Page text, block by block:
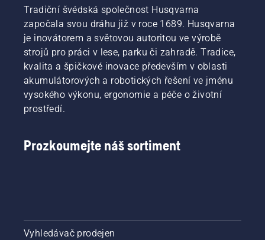
Tradiční švédská společnost Husqvarna
započala svou dráhu již v roce 1689. Husqvarna
je inovátorem a světovou autoritou ve výrobě
strojů pro práci v lese, parku či zahradě. Tradice,
kvalita a špičkové inovace především v oblasti
akumulátorových a robotických řešení ve jménu
vysokého výkonu, ergonomie a péče o životní
prostředí.
Prozkoumejte náš sortiment
Vyhledávač prodejen